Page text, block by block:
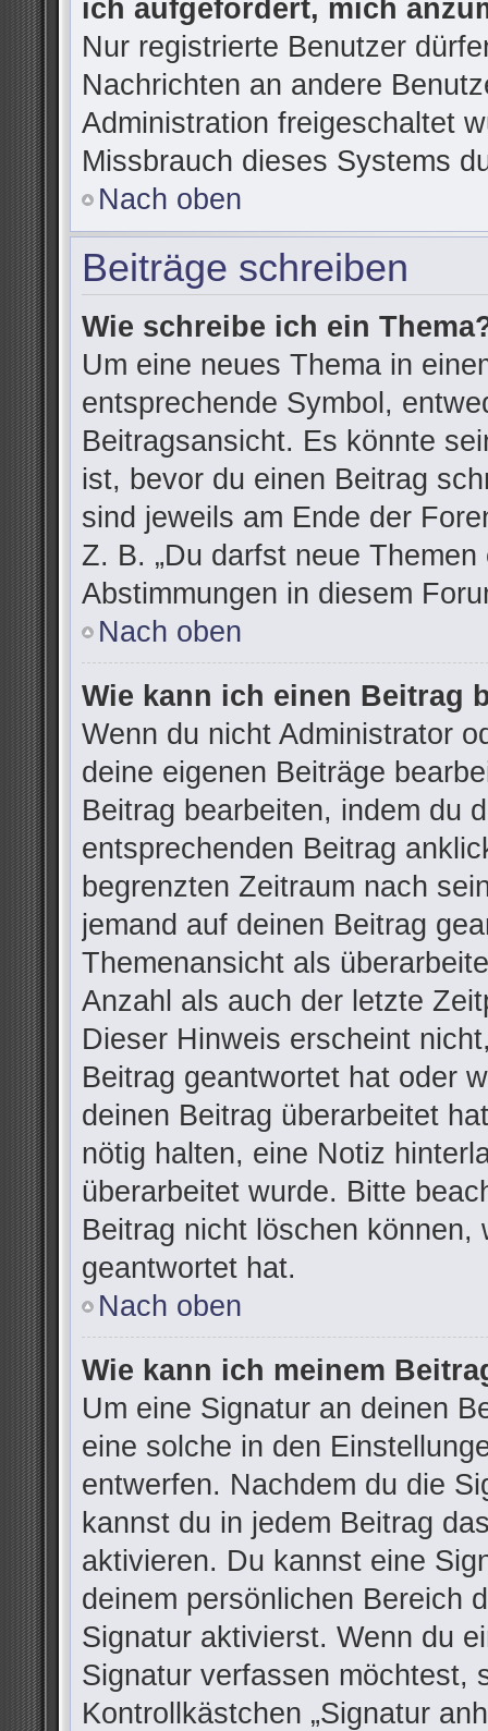
ich aufgefordert, mich
Nur registrierte Benutzer
Nachrichten an andere
Administration freigeschaltet
Missbrauch dieses Systems
Nach oben
Beiträge schreiben
Wie schreibe ich ein
Um eine neues Thema in
entsprechende Symbol,
Beitragsansicht. Es könnte
ist, bevor du einen Beitrag
sind jeweils am Ende der
Z. B. „Du darfst neue Themen
Abstimmungen in diesem
Nach oben
Wie kann ich einen Beitrag
Wenn du nicht Administrator
deine eigenen Beiträge
Beitrag bearbeiten, indem du
entsprechenden Beitrag
begrenzten Zeitraum nach
jemand auf deinen Beitrag
Themenansicht als
Anzahl als auch der letzte
Dieser Hinweis erscheint
Beitrag geantwortet hat oder
deinen Beitrag überarbeitet
nötig halten, eine Notiz
überarbeitet wurde. Bitte
Beitrag nicht löschen können,
geantwortet hat.
Nach oben
Wie kann ich meinem
Um eine Signatur an deinen
eine solche in den
entwerfen. Nachdem du die
kannst du in jedem Beitrag
aktivieren. Du kannst eine
deinem persönlichen Bereich
Signatur aktivierst. Wenn du
Signatur verfassen möchtest,
Kontrollkästchen „Signatur